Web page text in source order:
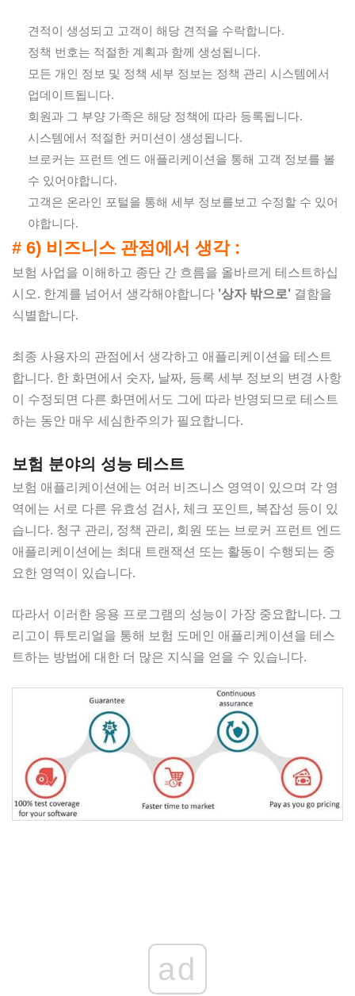
견적이 생성되고 고객이 해당 견적을 수락합니다.
정책 번호는 적절한 계획과 함께 생성됩니다.
모든 개인 정보 및 정책 세부 정보는 정책 관리 시스템에서
업데이트됩니다.
회원과 그 부양 가족은 해당 정책에 따라 등록됩니다.
시스템에서 적절한 커미션이 생성됩니다.
브로커는 프런트 엔드 애플리케이션을 통해 고객 정보를 볼
수 있어야합니다.
고객은 온라인 포털을 통해 세부 정보를보고 수정할 수 있어
야합니다.
# 6) 비즈니스 관점에서 생각 :
보험 사업을 이해하고 종단 간 흐름을 올바르게 테스트하십
시오. 한계를 넘어서 생각해야합니다 '상자 밖으로' 결함을
식별합니다.
최종 사용자의 관점에서 생각하고 애플리케이션을 테스트
합니다. 한 화면에서 숫자, 날짜, 등록 세부 정보의 변경 사항
이 수정되면 다른 화면에서도 그에 따라 반영되므로 테스트
하는 동안 매우 세심한주의가 필요합니다.
보험 분야의 성능 테스트
보험 애플리케이션에는 여러 비즈니스 영역이 있으며 각 영
역에는 서로 다른 유효성 검사, 체크 포인트, 복잡성 등이 있
습니다. 청구 관리, 정책 관리, 회원 또는 브로커 프런트 엔드
애플리케이션에는 최대 트랜잭션 또는 활동이 수행되는 중
요한 영역이 있습니다.
따라서 이러한 응용 프로그램의 성능이 가장 중요합니다. 그
리고이 튜토리얼을 통해 보험 도메인 애플리케이션을 테스
트하는 방법에 대한 더 많은 지식을 얻을 수 있습니다.
ad